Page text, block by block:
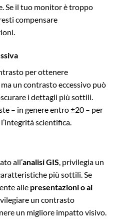
Se il tuo monitor è troppo
compensare
per ottenere
un contrasto eccessivo può
i dettagli più sottili.
– in genere entro ±20 – per
scientifica.
all’analisi GIS , privilegia un
più sottili. Se
alle presentazioni o ai
un contrasto
un migliore impatto visivo.